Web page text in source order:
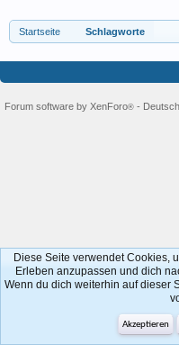
Startseite Schlagworte
Forum software by XenForo® -
Diese Seite verwendet Cookies,
Erleben anzupassen und dich
Wenn du dich weiterhin auf dieser
Akzeptieren